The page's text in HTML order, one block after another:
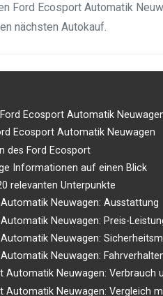
Ford Ecosport Automatik
nächsten Autokauf.
Ford Ecosport Automatik
Ecosport Automatik Neuwagen
des Ford Ecosport
Informationen auf einen Blick
relevanten Unterpunkte
Neuwagen: Ausstattung
Neuwagen: Preis-
Neuwagen:
Neuwagen:
Automatik Neuwagen: Verbrauch
Automatik Neuwagen: Vergleich